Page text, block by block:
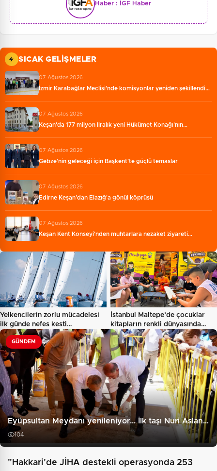
Haber : İGF Haber
SICAK GELIŞMELER
07 Ağustos 2026
İzmir Karabağlar Meclisi'nde komisyonlar yeniden şekillendi…
07 Ağustos 2026
Keşan'da 177 milyon liralık yeni Hükümet Konağı'nın…
07 Ağustos 2026
Gebze’nin geleceği için Başkent'te güçlü temaslar
07 Ağustos 2026
Edirne Keşan’dan Elazığ'a gönül köprüsü
07 Ağustos 2026
Keşan Kent Konseyi'nden muhtarlara nezaket ziyareti…
Yelkencilerin zorlu mücadelesi
ilk günde nefes kesti…
İstanbul Maltepe’de çocuklar
kitapların renkli dünyasında…
GÜNDEM
Eyüpsultan Meydanı yenileniyor... İlk taşı Nuri Aslan…
104
"Hakkari'de JİHA destekli operasyonda 253